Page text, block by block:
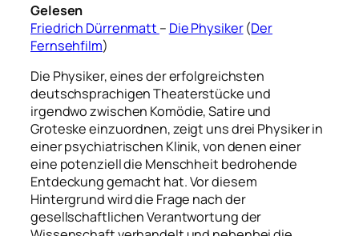
Gelesen
Friedrich Dürrenmatt – Die Physiker(Der
Fernsehfilm)
Die Physiker, eines der erfolgreichsten
deutschsprachigen Theaterstücke und
irgendwo zwischen Komödie, Satire und
Groteske einzuordnen, zeigt uns drei Physiker in
einer psychiatrischen Klinik, von denen einer
eine potenziell die Menschheit bedrohende
Entdeckung gemacht hat. Vor diesem
Hintergrund wird die Frage nach der
gesellschaftlichen Verantwortung der